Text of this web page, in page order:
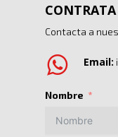
Contacta a
Email:
Nombre